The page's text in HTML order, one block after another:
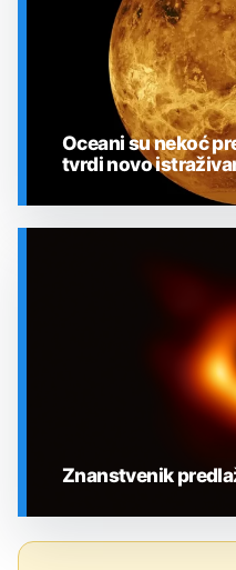
Oceani su nekoć
tvrdi novo
Znanstvenik